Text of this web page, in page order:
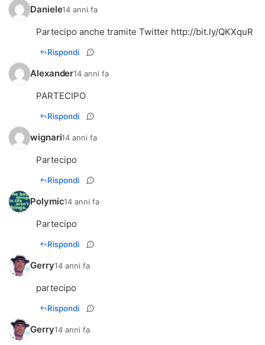
Daniele14 anni fa
Partecipo anche tramite Twitter http://bit.ly/QKXquR
Rispondi
Alexander14 anni fa
PARTECIPO
Rispondi
wignari14 anni fa
Partecipo
Rispondi
Polymic14 anni fa
Partecipo
Rispondi
Gerry14 anni fa
partecipo
Rispondi
Gerry14 anni fa